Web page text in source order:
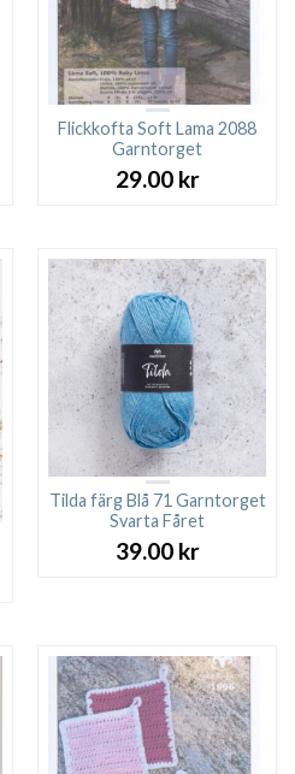
Flickkofta Soft Lama 2088
Garntorget
29.00 kr
kr.
Tilda färg Blå 71 Garntorget
Svarta Fåret
39.00 kr